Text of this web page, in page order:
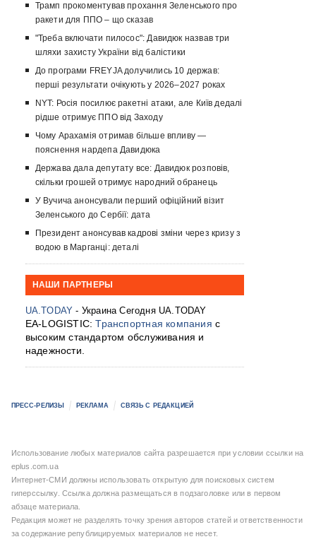
Трамп прокоментував прохання Зеленського про
ракети для ППО – що сказав
"Треба включати пилосос": Давидюк назвав три
шляхи захисту України від балістики
До програми FREYJA долучились 10 держав:
перші результати очікують у 2026–2027 роках
NYT: Росія посилює ракетні атаки, але Київ дедалі
рідше отримує ППО від Заходу
Чому Арахамія отримав більше впливу —
пояснення нардепа Давидюка
Держава дала депутату все: Давидюк розповів,
скільки грошей отримує народний обранець
У Вучича анонсували перший офіційний візит
Зеленського до Сербії: дата
Президент анонсував кадрові зміни через кризу з
водою в Марганці: деталі
НАШИ ПАРТНЕРЫ
UA.TODAY - Украина Сегодня UA.TODAY
EA-LOGISTIC:Транспортная компания с
высоким стандартом обслуживания и
надежности.
ПРЕСС-РЕЛИЗЫ РЕКЛАМА СВЯЗЬ С РЕДАКЦИЕЙ
Использование любых материалов сайта разрешается при условии ссылки на
eplus.com.ua
Интернет-СМИ должны использовать открытую для поисковых систем
гиперссылку. Ссылка должна размещаться в подзаголовке или в первом
абзаце материала.
Редакция может не разделять точку зрения авторов статей и ответственности
за содержание републицируемых материалов не несет.